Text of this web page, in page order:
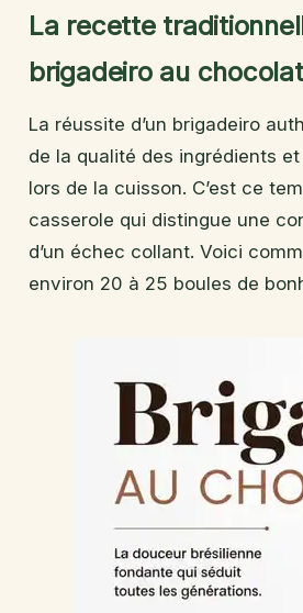
La recette
brigadeiro au chocolat
La réussite d’un brigadeiro
de la qualité des ingrédients
lors de la cuisson. C’est ce
casserole qui distingue une
d’un échec collant. Voici
environ 20 à 25 boules de